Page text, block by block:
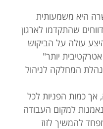
היא משמעותית
שהתקדמו לארגון
עולה על הביקוש
יותר"
המחלקה לניהול
אך כמות הפניות לכל
למקום העבודה
להמשיך לזוז